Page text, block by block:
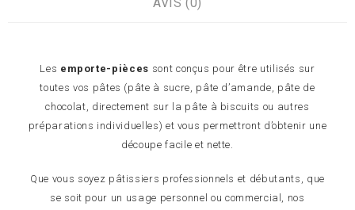
Les emporte-pièces sont conçus pour être utilisés sur
toutes vos pâtes (pâte à sucre, pâte d’amande, pâte de
chocolat, directement sur la pâte à biscuits ou autres
préparations individuelles) et vous permettront d’obtenir une
découpe facile et nette.
Que vous soyez pâtissiers professionnels et débutants, que
se soit pour un usage personnel ou commercial, nos